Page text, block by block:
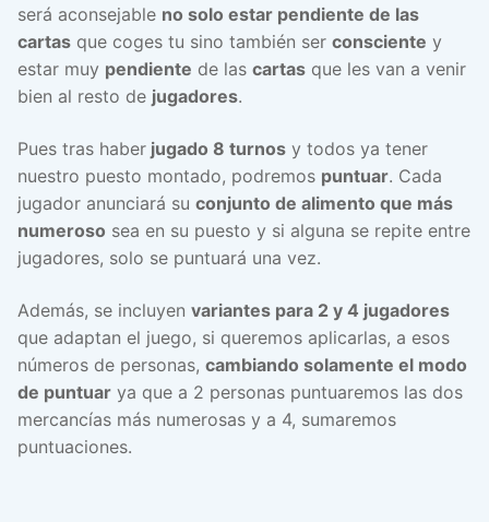
será aconsejable no solo estar pendiente de las
cartas que coges tu sino también ser consciente y
estar muy pendiente de las cartas que les van a venir
bien al resto de jugadores.
Pues tras haber jugado 8 turnos y todos ya tener
nuestro puesto montado, podremos puntuar. Cada
jugador anunciará su conjunto de alimento que más
numeroso sea en su puesto y si alguna se repite entre
jugadores, solo se puntuará una vez.
Además, se incluyen variantes para 2 y 4 jugadores
que adaptan el juego, si queremos aplicarlas, a esos
números de personas, cambiando solamente el modo
de puntuar ya que a 2 personas puntuaremos las dos
mercancías más numerosas y a 4, sumaremos
puntuaciones.